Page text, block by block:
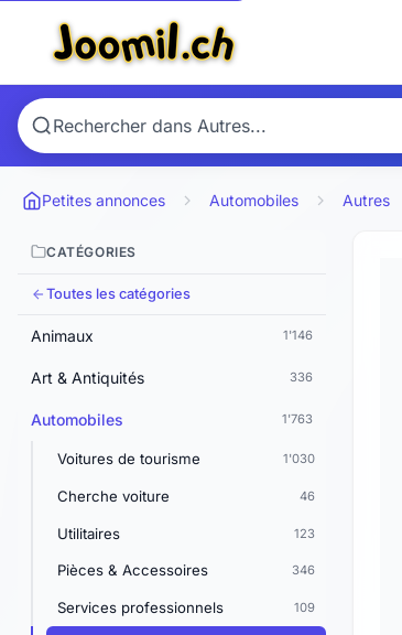
Petites annonces Automobiles Autres
CATÉGORIES
Toutes les catégories
Animaux 1'146
Art & Antiquités 336
Automobiles 1'763
Voitures de tourisme 1'030
Cherche voiture 46
Utilitaires 123
Pièces & Accessoires 346
Services professionnels 109